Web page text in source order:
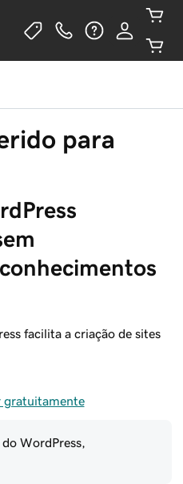
para
facilita a criação de sites
WordPress,
gratuitamente